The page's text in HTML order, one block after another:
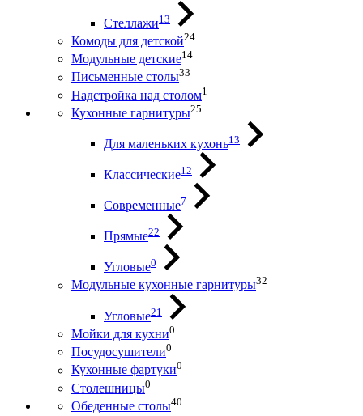
Стеллажи13
Комоды для детской24
Модульные детские14
Письменные столы33
Надстройка над столом1
Кухонные гарнитуры25
Для маленьких кухонь13
Классические12
Современные7
Прямые22
Угловые0
Модульные кухонные гарнитуры32
Угловые21
Мойки для кухни0
Посудосушители0
Кухонные фартуки0
Столешницы0
Обеденные столы40